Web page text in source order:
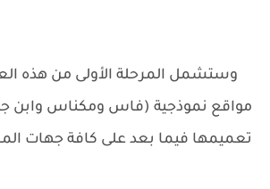
وستشمل المرحلة الأولى من هذه
مواقع نموذجية (فاس ومكناس وابن
تعميمها فيما بعد على كافة جهات